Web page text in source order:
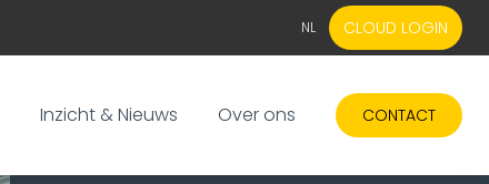
NL CLOUD LOGIN
Inzicht & Nieuws Over ons CONTACT